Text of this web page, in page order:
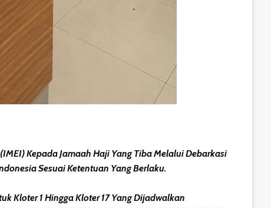
Kepada Jamaah Haji Yang Tiba Melalui Debarkasi
Sesuai Ketentuan Yang Berlaku.
Kloter 1 Hingga Kloter 17 Yang Dijadwalkan